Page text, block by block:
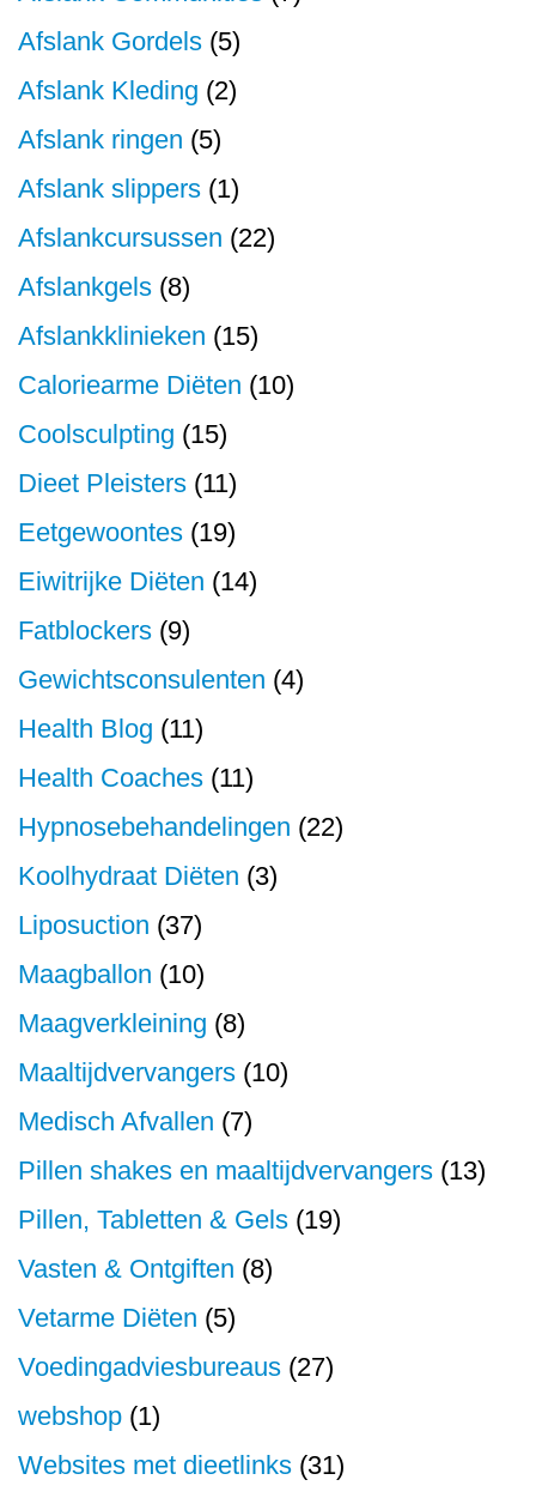
Afslank Gordels (5)
Afslank Kleding (2)
Afslank ringen (5)
Afslank slippers (1)
Afslankcursussen (22)
Afslankgels (8)
Afslankklinieken (15)
Caloriearme Diëten (10)
Coolsculpting (15)
Dieet Pleisters (11)
Eetgewoontes (19)
Eiwitrijke Diëten (14)
Fatblockers (9)
Gewichtsconsulenten (4)
Health Blog (11)
Health Coaches (11)
Hypnosebehandelingen (22)
Koolhydraat Diëten (3)
Liposuction (37)
Maagballon (10)
Maagverkleining (8)
Maaltijdvervangers (10)
Medisch Afvallen (7)
Pillen shakes en maaltijdvervangers (13)
Pillen, Tabletten & Gels (19)
Vasten & Ontgiften (8)
Vetarme Diëten (5)
Voedingadviesbureaus (27)
webshop (1)
Websites met dieetlinks (31)